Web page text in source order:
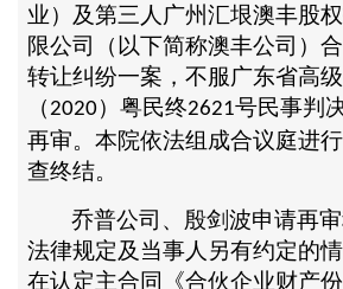
业）及第三人广州汇垠澳丰股
限公司（以下简称澳丰公司）
转让纠纷一案，不服广东省高
（2020）粤民终2621号民事判
再审。本院依法组成合议庭进
查终结。
乔普公司、殷剑波申请再
法律规定及当事人另有约定的
在认定主合同《合伙企业财产